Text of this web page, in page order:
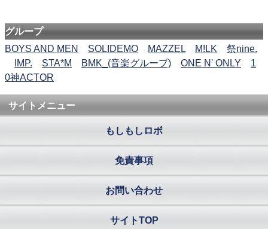
グループ
BOYS AND MEN
SOLIDEMO MAZZEL M!LK
祭nine.
IMP.
STA*M BMK_(音楽グループ) ONE N' ONLY
1
0神ACTOR
サイトメニュー
もしもしロボ
免責事項
お問い合わせ
サイトTOP